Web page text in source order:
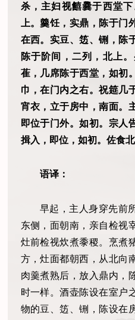
杀，主妇视饎爨于西堂
上。羹饪，实鼎，陈于门
在西。实豆、笾、铏，陈
陈于阶间，二列，北上
萑，几席陈于西堂，如初
巾，在门内之右。祝筵几
宵衣，立于房中，南面。
即位于门外。如初。宗人
揖入，即位，如初。佐食北
语译：
早起，主人身穿先前
东侧，面朝南，亲自检视
灶前检视炊煮黍稷。烹煮
方，灶面都朝西，从北向
肉羹煮熟后，放入鼎内，
时一样。酒壶陈设在室户
物的豆、笾、铏，陈设在